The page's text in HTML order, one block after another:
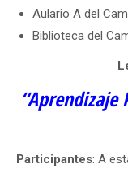
Aulario A del
Biblioteca del
“Aprendizaje
Participantes: A